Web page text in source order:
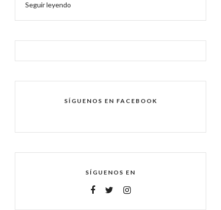
Seguir leyendo
SÍGUENOS EN FACEBOOK
SÍGUENOS EN